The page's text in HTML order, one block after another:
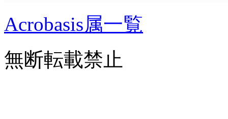
Acrobasis属一覧
無断転載禁止